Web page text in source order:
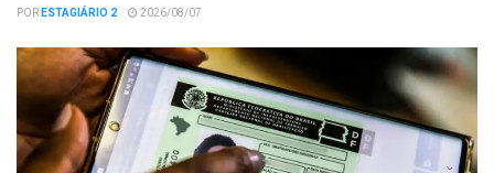
PORESTAGIÁRIO 2 2026/08/07